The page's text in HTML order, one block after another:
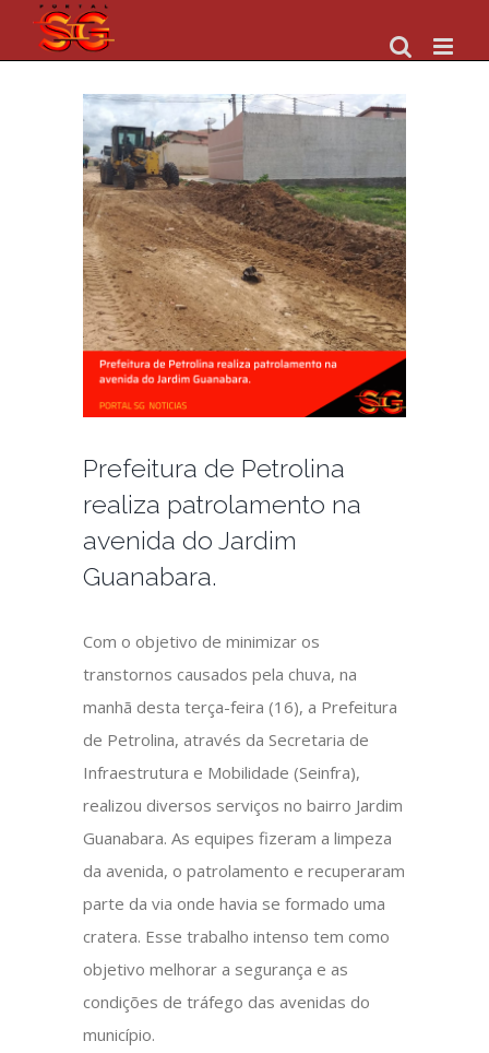
Prefeitura de Petrolina
realiza patrolamento na
avenida do Jardim
Guanabara.
Com o objetivo de minimizar os
transtornos causados pela chuva, na
manhã desta terça-feira (16), a Prefeitura
de Petrolina, através da Secretaria de
Infraestrutura e Mobilidade (Seinfra),
realizou diversos serviços no bairro Jardim
Guanabara. As equipes fizeram a limpeza
da avenida, o patrolamento e recuperaram
parte da via onde havia se formado uma
cratera. Esse trabalho intenso tem como
objetivo melhorar a segurança e as
condições de tráfego das avenidas do
município.